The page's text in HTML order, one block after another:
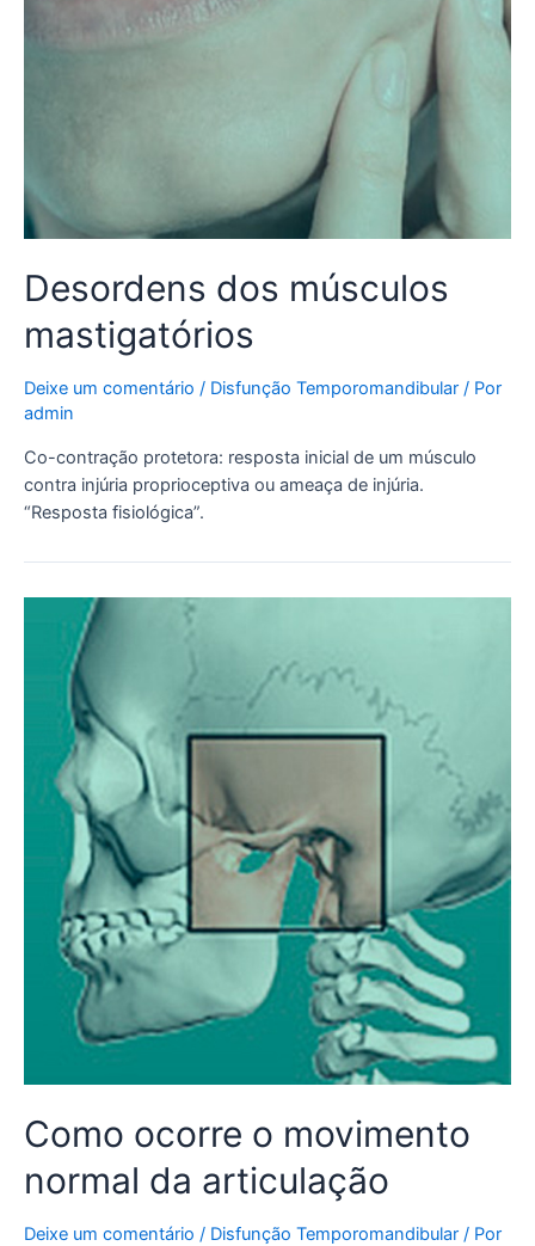
Desordens dos músculos
mastigatórios
Deixe um comentário / Disfunção Temporomandibular / Por
admin
Co-contração protetora: resposta inicial de um músculo
contra injúria proprioceptiva ou ameaça de injúria.
“Resposta fisiológica”.
Como ocorre o movimento
normal da articulação
Deixe um comentário / Disfunção Temporomandibular / Por